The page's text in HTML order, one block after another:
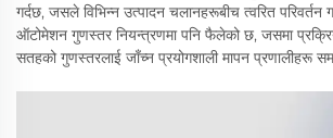
गर्दछ, जसले विभिन्न उत्पादन चलानहरूबीच त्वरित परिवर्तन
ऑटोमेशन गुणस्तर नियन्त्रणमा पनि फैलेको छ, जसमा
सतहको गुणस्तरलाई जाँच्न प्रयोगशाली मापन प्रणालीहरू